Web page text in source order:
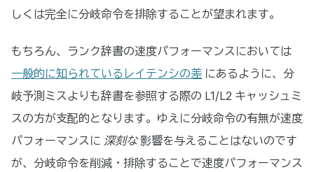
しくは完全に分岐命令を排除することが望まれます。
もちろん、ランク辞書の速度パフォーマンスにおいては
一般的に知られているレイテンシの差 にあるように、分
岐予測ミスよりも辞書を参照する際の L1/L2 キャッシュミ
スの方が支配的となります。ゆえに分岐命令の有無が速度
パフォーマンスに 深刻な影響を与えることはないのです
が、分岐命令を削減・排除することで速度パフォーマンス